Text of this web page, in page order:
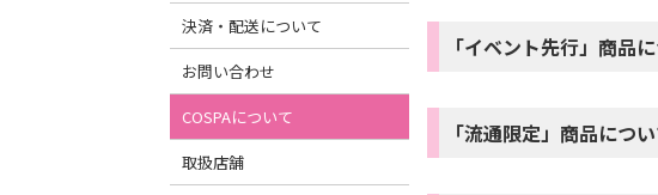
決済・配送について
お問い合わせ
COSPAについて
取扱店舗
「イベント先行」商品
「流通限定」商品につ